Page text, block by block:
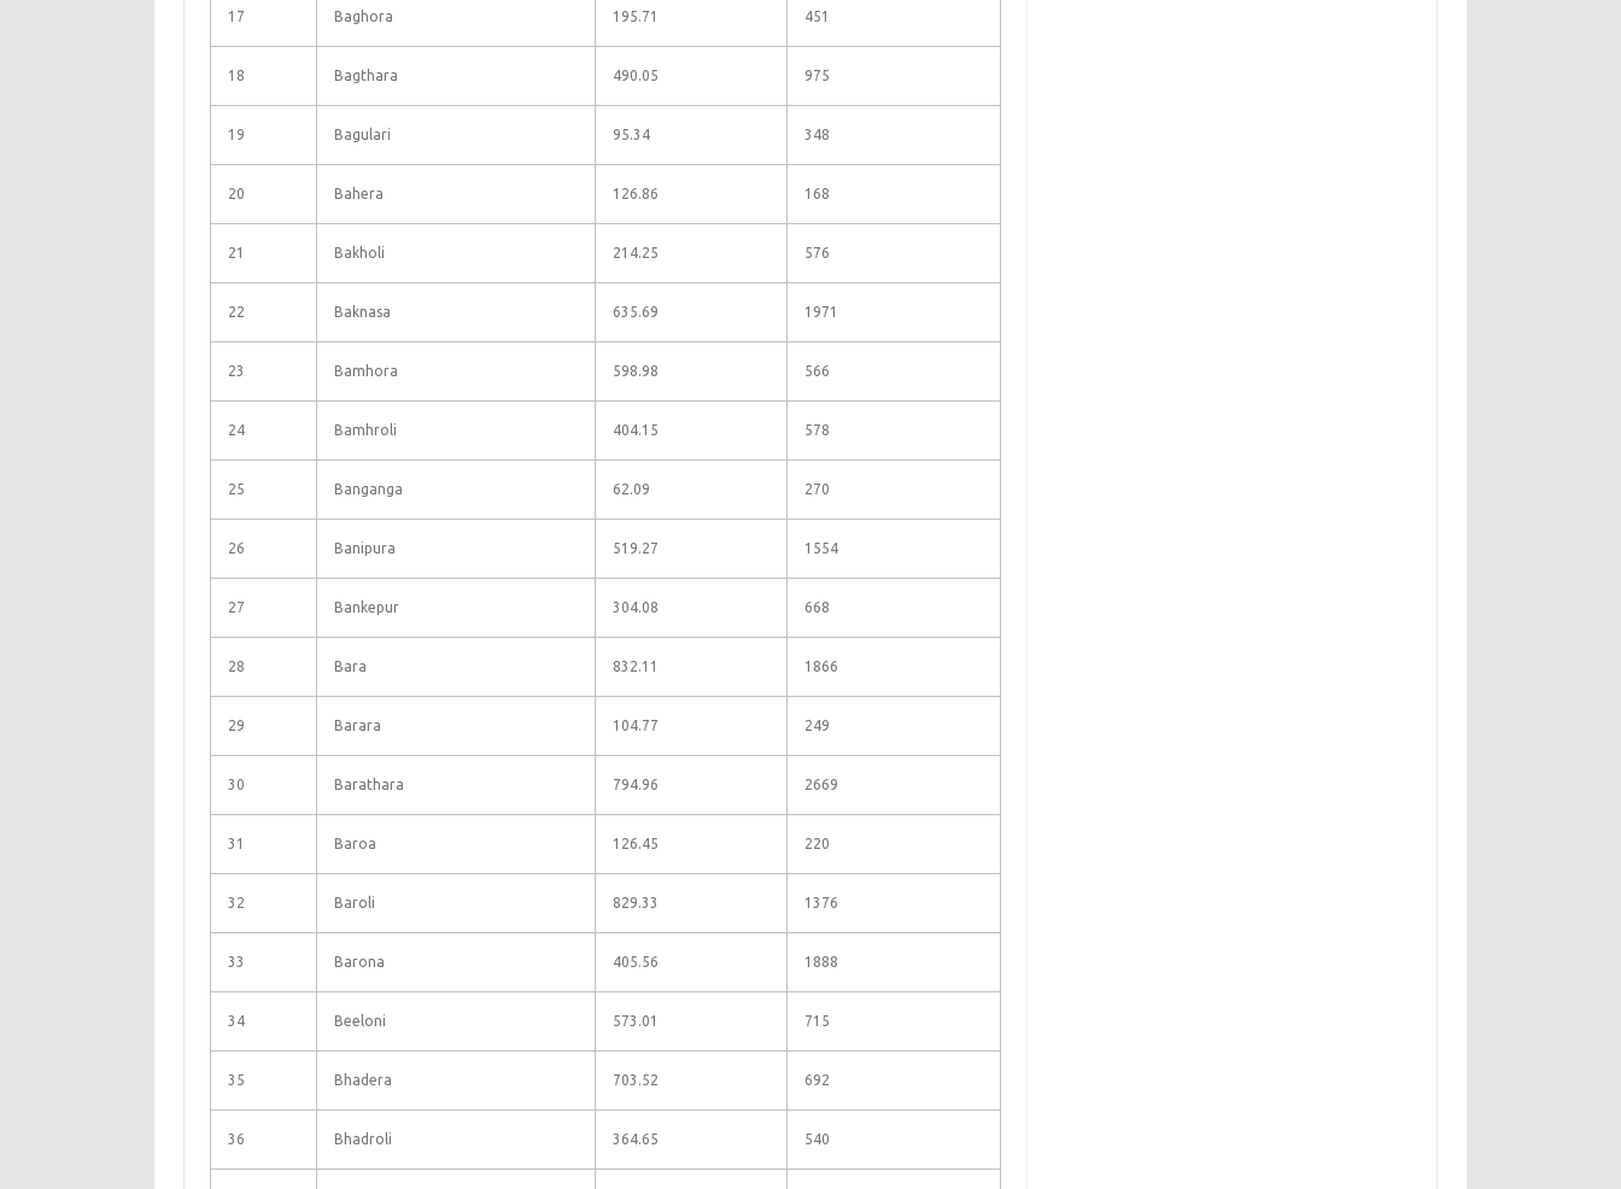
17 Baghora 195.71 451
18 Bagthara 490.05 975
19 Bagulari 95.34 348
20 Bahera 126.86 168
21 Bakholi 214.25 576
22 Baknasa 635.69 1971
23 Bamhora 598.98 566
24 Bamhroli 404.15 578
25 Banganga 62.09 270
26 Banipura 519.27 1554
27 Bankepur 304.08 668
28 Bara 832.11 1866
29 Barara 104.77 249
30 Barathara 794.96 2669
31 Baroa 126.45 220
32 Baroli 829.33 1376
33 Barona 405.56 1888
34 Beeloni 573.01 715
35 Bhadera 703.52 692
36 Bhadroli 364.65 540